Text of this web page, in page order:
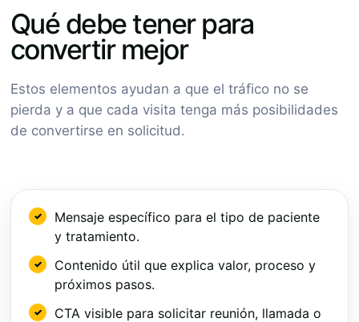
Qué debe tener para
convertir mejor
Estos elementos ayudan a que el tráfico no se
pierda y a que cada visita tenga más posibilidades
de convertirse en solicitud.
Mensaje específico para el tipo de paciente
y tratamiento.
Contenido útil que explica valor, proceso y
próximos pasos.
CTA visible para solicitar reunión, llamada o